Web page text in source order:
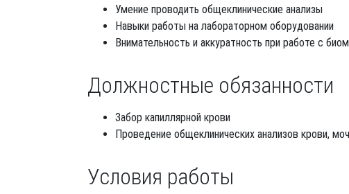
Умение проводить общеклинические анализы
Навыки работы на лабораторном оборудовании
Внимательность и аккуратность при работе с
Должностные обязанности
Забор капиллярной крови
Проведение общеклинических анализов крови,
Условия работы